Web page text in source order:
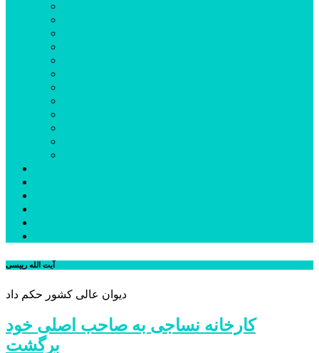
آیت الله رییسی
دیوان عالی کشور حکم داد
کارخانه نساجی به صاحب اصلی خود
برگشت